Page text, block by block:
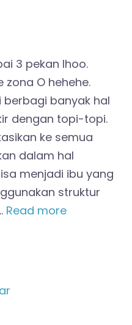
3 pekan lhoo.
zona O hehehe.
berbagi banyak hal
dengan topi-topi.
ke semua
dalam hal
menjadi ibu yang
struktur
Read more